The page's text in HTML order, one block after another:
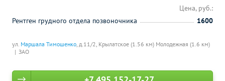
ул. Маршала Тимошенко, д.11/2, Крылатское (1.56 км) Молодежная (1.6 км)
ЗАО
Цена, руб.:
Рентген грудного отдела позвоночника
1600